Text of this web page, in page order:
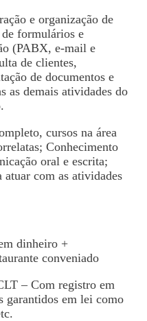
e organização de
formulários e
(PABX, e-mail e
de clientes,
de documentos e
as demais atividades do
cursos na área
Conhecimento
oral e escrita;
com as atividades
dinheiro +
conveniado
– Com registro em
garantidos em lei como